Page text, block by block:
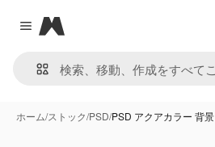
Close menu
Magnific
ホーム/ストック/PSD/PSD アクアカラー 背景